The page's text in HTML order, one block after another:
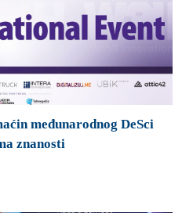
međunarodnog DeSci
znanosti